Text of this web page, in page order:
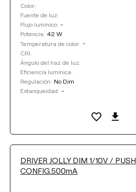
Color:
Fuente de luz:
Flujo lumínico: -
Potencia: 42 W
Temperatura de color: -
CRI:
Ángulo del haz de luz:
Eficiencia lumínica:
Regulación: No Dim
Estanqueidad: -
DRIVER JOLLY DIM 1/10V / PUSH
CONFIG.500mA